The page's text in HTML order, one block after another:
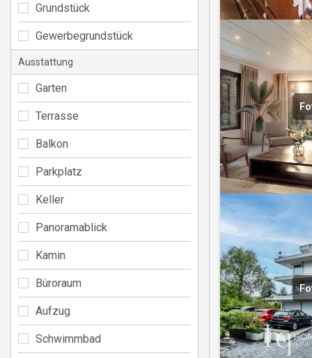
Grundstück
Gewerbegrundstück
Ausstattung
Garten
Terrasse
Balkon
Parkplatz
Keller
Panoramablick
Kamin
Büroraum
Aufzug
Schwimmbad